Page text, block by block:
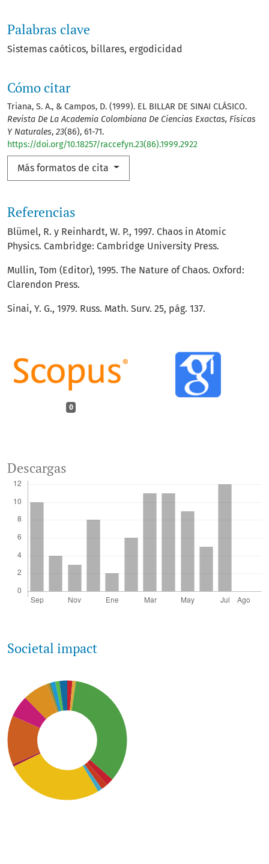
Palabras clave
Sistemas caóticos billares ergodicidad
Cómo citar
Triana, S. A., & Campos, D. (1999). EL BILLAR DE SINAI CLÁSICO.
Revista De La Academia Colombiana De Ciencias Exactas, Físicas
Y Naturales, 23(86), 61-71.
https://doi.org/10.18257/raccefyn.23(86).1999.2922
Más formatos de cita
0
Descargas
Societal impact
Referencias
Blümel, R. y Reinhardt, W. P., 1997. Chaos in Atomic
Physics. Cambridge: Cambridge University Press.
Mullin, Tom (Editor), 1995. The Nature of Chaos. Oxford:
Clarendon Press.
Sinai, Y. G., 1979. Russ. Math. Surv. 25, pág. 137.